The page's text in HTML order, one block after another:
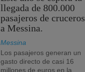
llegada de 800.000
pasajeros de cruceros
a Messina.
Messina
Los pasajeros generan un
gasto directo de casi 16
millones de euros en la